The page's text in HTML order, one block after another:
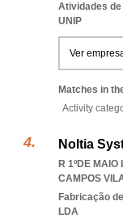
Atividades
UNIP
Ver
Matches in
Activity
Noltia
R 1ºDE
CAMPOS
Fabricação
LDA